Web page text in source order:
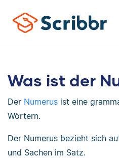
Was ist der
Der Numerus ist eine
Wörtern.
Der Numerus bezieht sich
und Sachen im Satz.